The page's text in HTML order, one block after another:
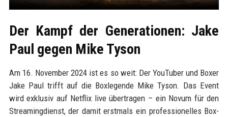
Der Kampf der Generationen: Jake
Paul gegen Mike Tyson
Am 16. November 2024 ist es so weit: Der YouTuber und Boxer
Jake Paul trifft auf die Boxlegende Mike Tyson. Das Event
wird exklusiv auf Netflix live übertragen – ein Novum für den
Streamingdienst, der damit erstmals ein professionelles Box-